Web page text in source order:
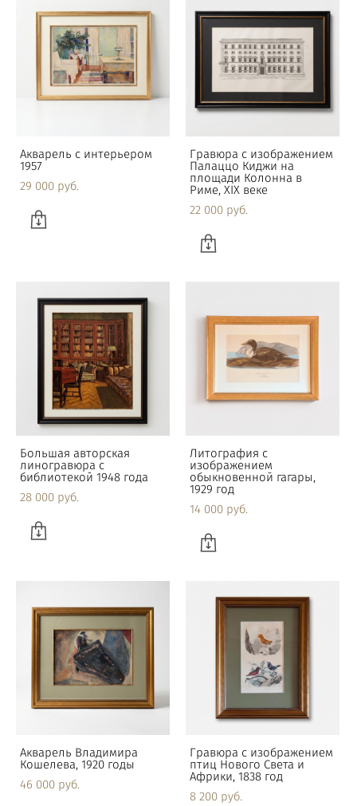
Акварель с интерьером
1957
29 000 pуб.
Гравюра с изображением
Палаццо Киджи на
площади Колонна в
Риме, XIX веке
22 000 pуб.
Большая авторская
линогравюра с
библиотекой 1948 года
28 000 pуб.
Литография с
изображением
обыкновенной гагары,
1929 год
14 000 pуб.
Акварель Владимира
Кошелева, 1920 годы
46 000 pуб.
Гравюра с изображением
птиц Нового Света и
Африки, 1838 год
8 200 pуб.